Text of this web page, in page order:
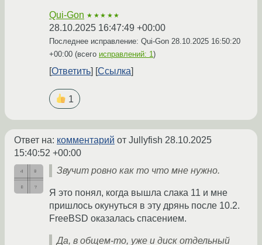
Qui-Gon ★★★★★
28.10.2025 16:47:49 +00:00
Последнее исправление: Qui-Gon 28.10.2025 16:50:20
+00:00 (всего исправлений: 1)
Ответить Ссылка
1
Ответ на: комментарий от Jullyfish 28.10.2025
15:40:52 +00:00
Звучит ровно как то что мне нужно.
Я это понял, когда вышла слака 11 и мне
пришлось окунуться в эту дрянь после 10.2.
FreeBSD оказалась спасением.
Да, в общем-то, уже и диск отдельный